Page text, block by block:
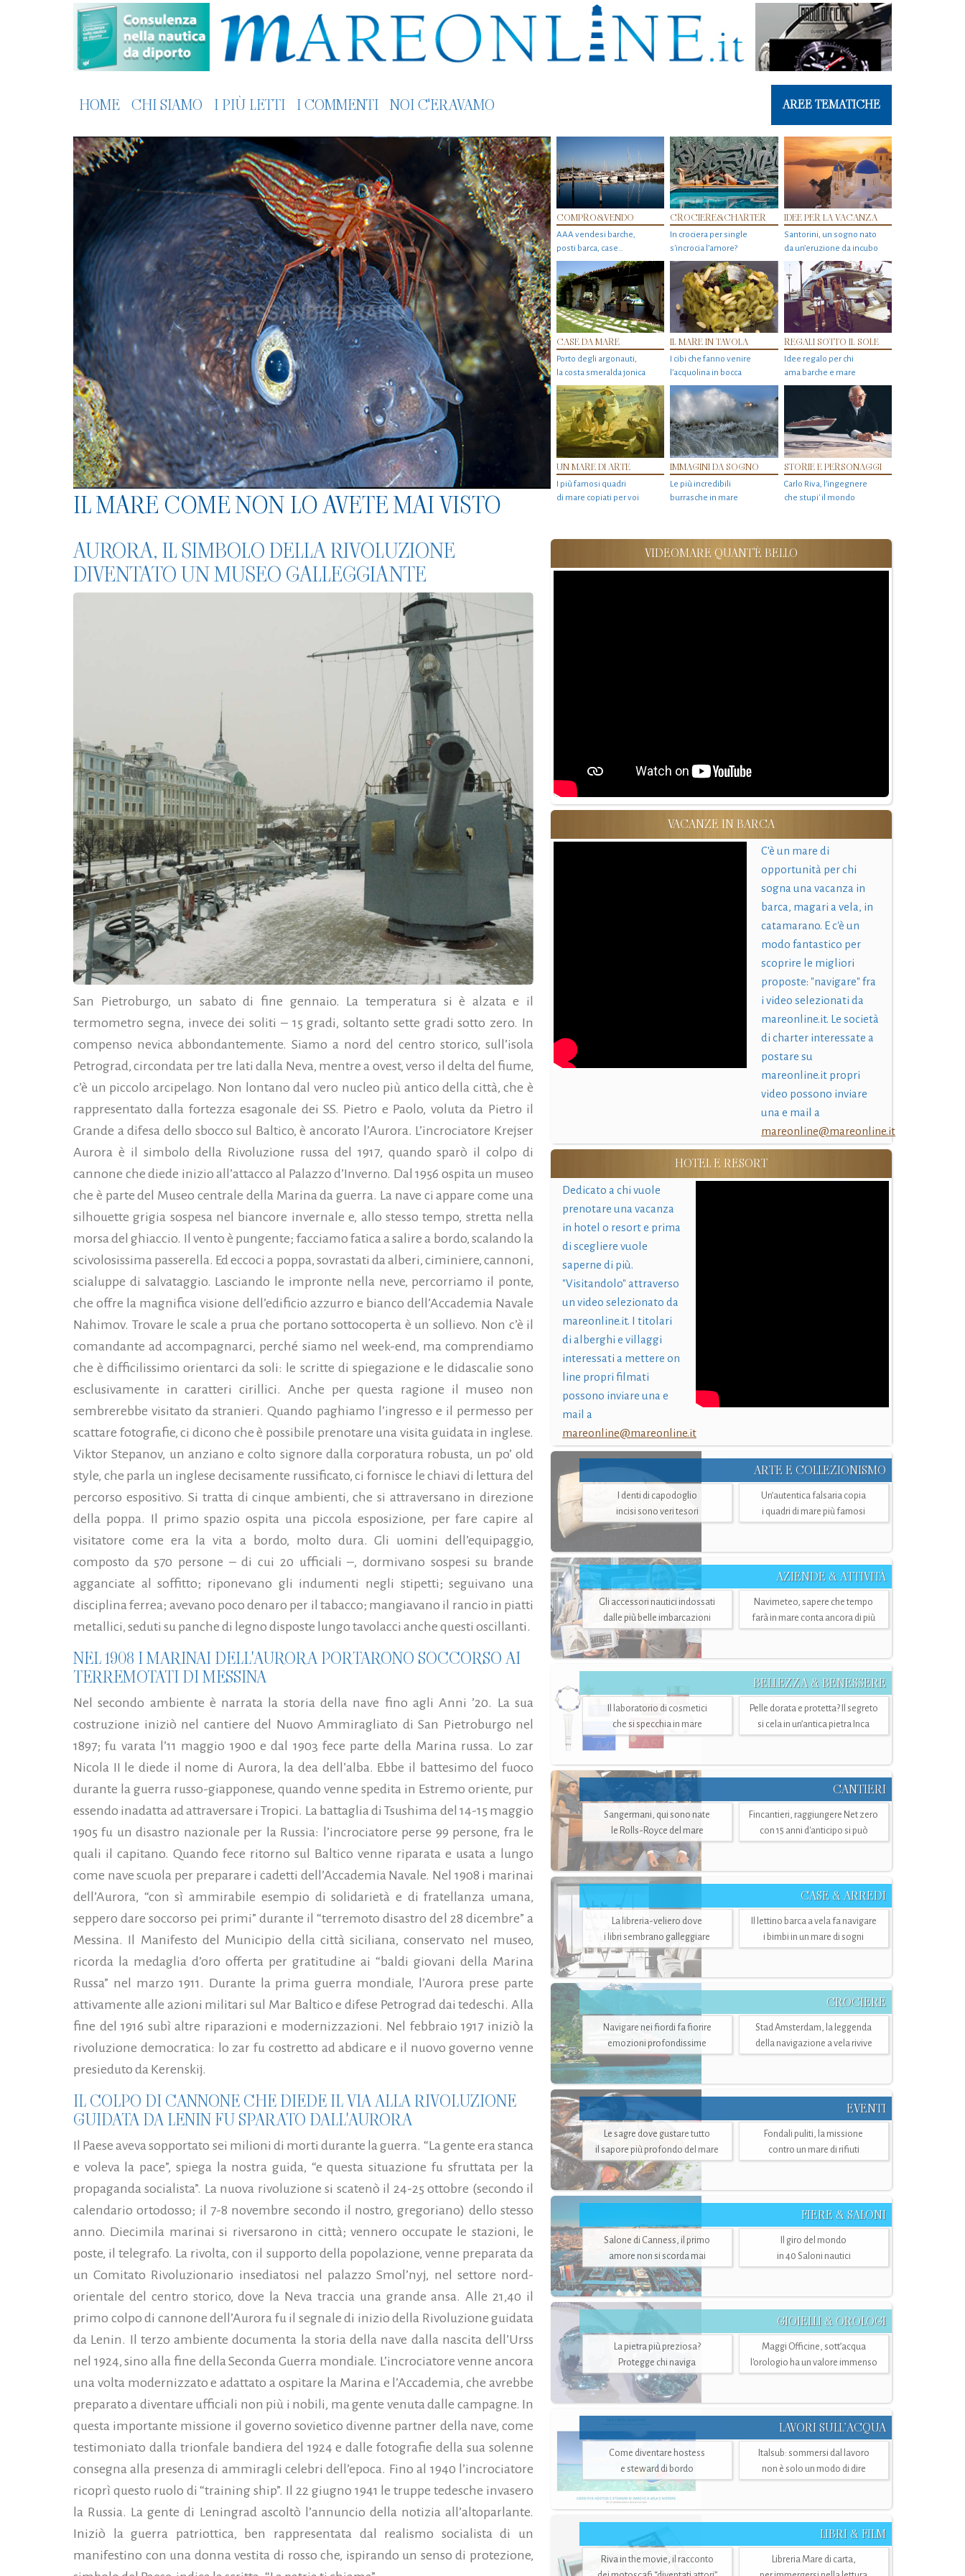
HOME CHI SIAMO I PIÙ LETTI I COMMENTI NOI C'ERAVAMO AREE TEMATICHE
IL MARE COME NON LO AVETE MAI VISTO
COMPRO&VENDO
AAA vendesi barche,
posti barca, case…
CROCIERE&CHARTER
In crociera per single
s'incrocia l’amore?
IDEE PER LA VACANZA
Santorini, un sogno nato
da un’eruzione da incubo
CASE DA MARE
Porto degli argonauti,
la costa smeralda jonica
IL MARE IN TAVOLA
I cibi che fanno venire
l’acquolina in bocca
REGALI SOTTO IL SOLE
Idee regalo per chi
ama barche e mare
UN MARE DI ARTE
I più famosi quadri
di mare copiati per voi
IMMAGINI DA SOGNO
Le più incredibili
burrasche in mare
STORIE E PERSONAGGI
Carlo Riva, l’ingegnere
che stupi' il mondo
AURORA, IL SIMBOLO DELLA RIVOLUZIONE
DIVENTATO UN MUSEO GALLEGGIANTE
San Pietroburgo, un sabato di fine gennaio. La temperatura si è alzata e il
termometro segna, invece dei soliti – 15 gradi, soltanto sette gradi sotto zero. In
compenso nevica abbondantemente. Siamo a nord del centro storico, sull’isola
Petrograd, circondata per tre lati dalla Neva, mentre a ovest, verso il delta del fiume,
c’è un piccolo arcipelago. Non lontano dal vero nucleo più antico della città, che è
rappresentato dalla fortezza esagonale dei SS. Pietro e Paolo, voluta da Pietro il
Grande a difesa dello sbocco sul Baltico, è ancorato l’Aurora. L’incrociatore Krejser
Aurora è il simbolo della Rivoluzione russa del 1917, quando sparò il colpo di
cannone che diede inizio all’attacco al Palazzo d’Inverno. Dal 1956 ospita un museo
che è parte del Museo centrale della Marina da guerra. La nave ci appare come una
silhouette grigia sospesa nel biancore invernale e, allo stesso tempo, stretta nella
morsa del ghiaccio. Il vento è pungente; facciamo fatica a salire a bordo, scalando la
scivolosissima passerella. Ed eccoci a poppa, sovrastati da alberi, ciminiere, cannoni,
scialuppe di salvataggio. Lasciando le impronte nella neve, percorriamo il ponte,
che offre la magnifica visione dell’edificio azzurro e bianco dell’Accademia Navale
Nahimov. Trovare le scale a prua che portano sottocoperta è un sollievo. Non c’è il
comandante ad accompagnarci, perché siamo nel week-end, ma comprendiamo
che è difficilissimo orientarci da soli: le scritte di spiegazione e le didascalie sono
esclusivamente in caratteri cirillici. Anche per questa ragione il museo non
sembrerebbe visitato da stranieri. Quando paghiamo l’ingresso e il permesso per
scattare fotografie, ci dicono che è possibile prenotare una visita guidata in inglese.
Viktor Stepanov, un anziano e colto signore dalla corporatura robusta, un po’ old
style, che parla un inglese decisamente russificato, ci fornisce le chiavi di lettura del
percorso espositivo. Si tratta di cinque ambienti, che si attraversano in direzione
della poppa. Il primo spazio ospita una piccola esposizione, per fare capire al
visitatore come era la vita a bordo, molto dura. Gli uomini dell’equipaggio,
composto da 570 persone – di cui 20 ufficiali –, dormivano sospesi su brande
agganciate al soffitto; riponevano gli indumenti negli stipetti; seguivano una
disciplina ferrea; avevano poco denaro per il tabacco; mangiavano il rancio in piatti
metallici, seduti su panche di legno disposte lungo tavolacci anche questi oscillanti.
NEL 1908 I MARINAI DELL'AURORA PORTARONO SOCCORSO AI
TERREMOTATI DI MESSINA
Nel secondo ambiente è narrata la storia della nave fino agli Anni ’20. La sua
costruzione iniziò nel cantiere del Nuovo Ammiragliato di San Pietroburgo nel
1897; fu varata l’11 maggio 1900 e dal 1903 fece parte della Marina russa. Lo zar
Nicola II le diede il nome di Aurora, la dea dell’alba. Ebbe il battesimo del fuoco
durante la guerra russo-giapponese, quando venne spedita in Estremo oriente, pur
essendo inadatta ad attraversare i Tropici. La battaglia di Tsushima del 14-15 maggio
1905 fu un disastro nazionale per la Russia: l’incrociatore perse 99 persone, fra le
quali il capitano. Quando fece ritorno sul Baltico venne riparata e usata a lungo
come nave scuola per preparare i cadetti dell’Accademia Navale. Nel 1908 i marinai
dell’Aurora, “con sì ammirabile esempio di solidarietà e di fratellanza umana,
seppero dare soccorso pei primi” durante il “terremoto disastro del 28 dicembre” a
Messina. Il Manifesto del Municipio della città siciliana, conservato nel museo,
ricorda la medaglia d’oro offerta per gratitudine ai “baldi giovani della Marina
Russa” nel marzo 1911. Durante la prima guerra mondiale, l’Aurora prese parte
attivamente alle azioni militari sul Mar Baltico e difese Petrograd dai tedeschi. Alla
fine del 1916 subì altre riparazioni e modernizzazioni. Nel febbraio 1917 iniziò la
rivoluzione democratica: lo zar fu costretto ad abdicare e il nuovo governo venne
presieduto da Kerenskij.
IL COLPO DI CANNONE CHE DIEDE IL VIA ALLA RIVOLUZIONE
GUIDATA DA LENIN FU SPARATO DALL'AURORA
Il Paese aveva sopportato sei milioni di morti durante la guerra. “La gente era stanca
e voleva la pace”, spiega la nostra guida, “e questa situazione fu sfruttata per la
propaganda socialista”. La nuova rivoluzione si scatenò il 24-25 ottobre (secondo il
calendario ortodosso; il 7-8 novembre secondo il nostro, gregoriano) dello stesso
anno. Diecimila marinai si riversarono in città; vennero occupate le stazioni, le
poste, il telegrafo. La rivolta, con il supporto della popolazione, venne preparata da
un Comitato Rivoluzionario insediatosi nel palazzo Smol’nyj, nel settore nord-
orientale del centro storico, dove la Neva traccia una grande ansa. Alle 21,40 il
primo colpo di cannone dell’Aurora fu il segnale di inizio della Rivoluzione guidata
da Lenin. Il terzo ambiente documenta la storia della nave dalla nascita dell’Urss
nel 1924, sino alla fine della Seconda Guerra mondiale. L’incrociatore venne ancora
una volta modernizzato e adattato a ospitare la Marina e l’Accademia, che avrebbe
preparato a diventare ufficiali non più i nobili, ma gente venuta dalle campagne. In
questa importante missione il governo sovietico divenne partner della nave, come
testimoniato dalla trionfale bandiera del 1924 e dalle fotografie della sua solenne
consegna alla presenza di ammiragli celebri dell’epoca. Fino al 1940 l’incrociatore
ricoprì questo ruolo di “training ship”. Il 22 giugno 1941 le truppe tedesche invasero
la Russia. La gente di Leningrad ascoltò l’annuncio della notizia all’altoparlante.
Iniziò la guerra patriottica, ben rappresentata dal realismo socialista di un
manifestino con una donna vestita di rosso che, ispirando un senso di protezione,
VIDEOMARE QUANT'È BELLO
VACANZE IN BARCA
C'è un mare di
opportunità per chi
sogna una vacanza in
barca, magari a vela, in
catamarano. E c'è un
modo fantastico per
scoprire le migliori
proposte: "navigare" fra
i video selezionati da
mareonline.it. Le società
di charter interessate a
postare su
mareonline.it propri
video possono inviare
una e mail a
mareonline@mareonline.it
HOTEL E RESORT
Dedicato a chi vuole
prenotare una vacanza
in hotel o resort e prima
di scegliere vuole
saperne di più.
"Visitandolo" attraverso
un video selezionato da
mareonline.it. I titolari
di alberghi e villaggi
interessati a mettere on
line propri filmati
possono inviare una e
mail a
mareonline@mareonline.it
ARTE E COLLEZIONISMO
I denti di capodoglio
incisi sono veri tesori
Un’autentica falsaria copia
i quadri di mare più famosi
AZIENDE & ATTIVITÀ
Gli accessori nautici indossati
dalle più belle imbarcazioni
Navimeteo, sapere che tempo
farà in mare conta ancora di più
BELLEZZA & BENESSERE
Il laboratorio di cosmetici
che si specchia in mare
Pelle dorata e protetta? Il segreto
si cela in un’antica pietra Inca
CANTIERI
Sangermani, qui sono nate
le Rolls-Royce del mare
Fincantieri, raggiungere Net zero
con 15 anni d'anticipo si può
CASE & ARREDI
La libreria-veliero dove
i libri sembrano galleggiare
Il lettino barca a vela fa navigare
i bimbi in un mare di sogni
CROCIERE
Navigare nei fiordi fa fiorire
emozioni profondissime
Stad Amsterdam, la leggenda
della navigazione a vela rivive
EVENTI
Le sagre dove gustare tutto
il sapore più profondo del mare
Fondali puliti, la missione
contro un mare di rifiuti
FIERE & SALONI
Salone di Canness, il primo
amore non si scorda mai
Il giro del mondo
in 40 Saloni nautici
GIOIELLI & OROLOGI
La pietra più preziosa?
Protegge chi naviga
Maggi Officine, sott’acqua
l'orologio ha un valore immenso
LAVORI SULL’ACQUA
Come diventare hostess
e steward di bordo
Italsub: sommersi dal lavoro
non è solo un modo di dire
LIBRI & FILM
Riva in the movie, il racconto
Libreria Mare di carta,